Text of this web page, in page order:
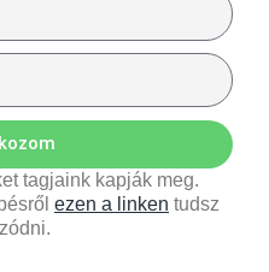
tagjaink kapják meg.
ezen a linken tudsz